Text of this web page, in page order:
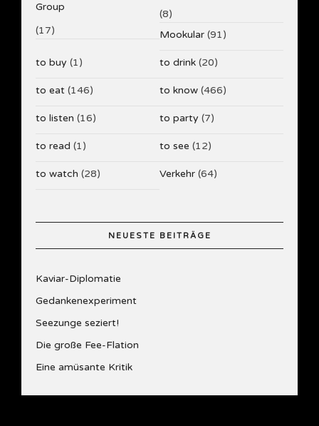
Group
(17)
(8)
Mookular (91)
to buy (1) to drink (20)
to eat (146) to know (466)
to listen (16) to party (7)
to read (1) to see (12)
to watch (28) Verkehr (64)
NEUESTE BEITRÄGE
Kaviar-Diplomatie
Gedankenexperiment
Seezunge seziert!
Die große Fee-Flation
Eine amüsante Kritik